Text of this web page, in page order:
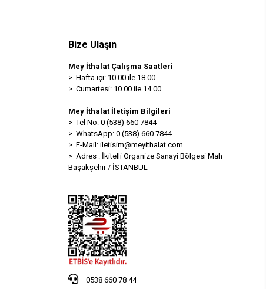
Bize Ulaşın
Mey İthalat Çalışma Saatleri
> Hafta içi: 10.00 ile 18.00
> Cumartesi: 10.00 ile 14.00
Mey İthalat İletişim Bilgileri
> Tel No: 0 (538) 660 7844
> WhatsApp: 0 (538) 660 7844
> E-Mail: iletisim@meyithalat.com
> Adres : İkitelli Organize Sanayi Bölgesi Mah
Başakşehir / İSTANBUL
0538 660 78 44